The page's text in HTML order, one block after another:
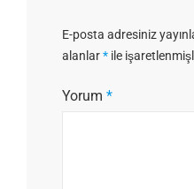
E-posta adresiniz
alanlar* ile
Yorum *